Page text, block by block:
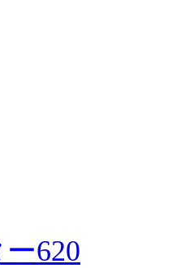
620